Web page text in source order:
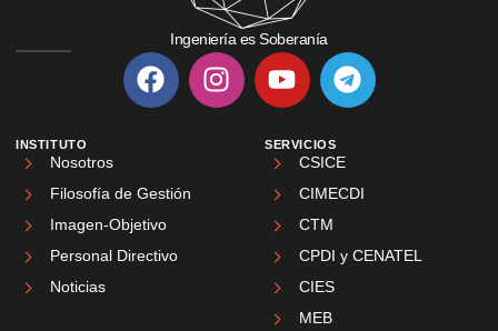
Ingeniería es Soberanía
INSTITUTO
Nosotros
Filosofía de Gestión
Imagen-Objetivo
Personal Directivo
Noticias
SERVICIOS
CSICE
CIMECDI
CTM
CPDI y CENATEL
CIES
MEB